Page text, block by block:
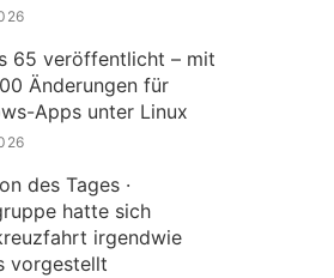
65 veröffentlicht – mit
Änderungen für
Apps unter Linux
des Tages ·
hatte sich
irgendwie
vorgestellt